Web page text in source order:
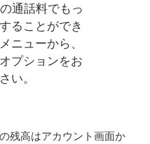
通話料でもっ
ることができ
ニューから、
プションをお
い。
残高はアカウント画面か